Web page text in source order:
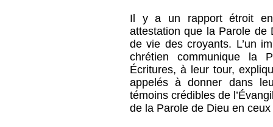
Il y a un rapport étroit
attestation que la Parole de
de vie des croyants. L’un
chrétien communique la
Écritures, à leur tour,
appelés à donner dans
témoins crédibles de
de la Parole de Dieu en ceux